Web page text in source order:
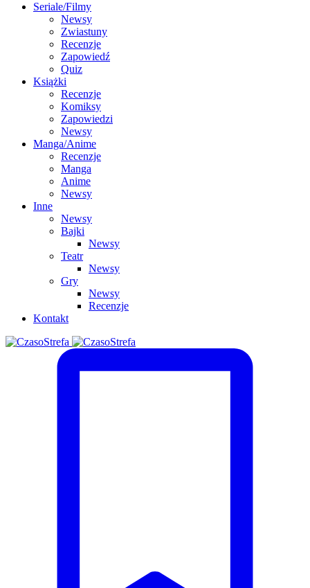
Seriale/Filmy
Newsy
Zwiastuny
Recenzje
Zapowiedź
Quiz
Książki
Recenzje
Komiksy
Zapowiedzi
Newsy
Manga/Anime
Recenzje
Manga
Anime
Newsy
Inne
Newsy
Bajki
Newsy
Teatr
Newsy
Gry
Newsy
Recenzje
Kontakt